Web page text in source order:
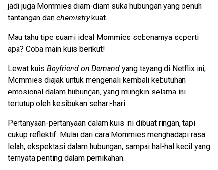
jadi juga Mommies diam-diam suka hubungan yang penuh
tantangan dan chemistrykuat.
Mau tahu tipe suami ideal Mommies sebenarnya seperti
apa? Coba main kuis berikut!
Lewat kuis Boyfriend on Demand yang tayang di Netflix ini,
Mommies diajak untuk mengenali kembali kebutuhan
emosional dalam hubungan, yang mungkin selama ini
tertutup oleh kesibukan sehari-hari.
Pertanyaan-pertanyaan dalam kuis ini dibuat ringan, tapi
cukup reflektif. Mulai dari cara Mommies menghadapi rasa
lelah, ekspektasi dalam hubungan, sampai hal-hal kecil yang
ternyata penting dalam pernikahan.